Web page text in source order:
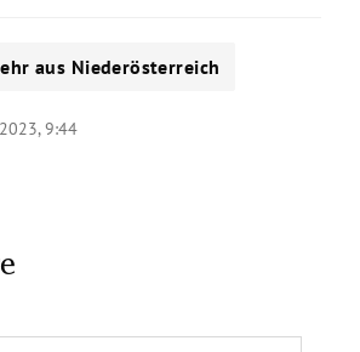
aus Niederösterreich
9:44